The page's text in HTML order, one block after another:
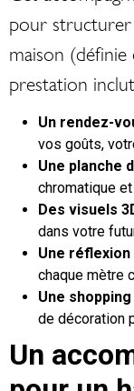
pour
maison
prestation
Un rendez-
vos goûts,
Une planche
chromatique
Des visuels
dans votre
Une réflexion
chaque mètre
Une
de décoration
Un